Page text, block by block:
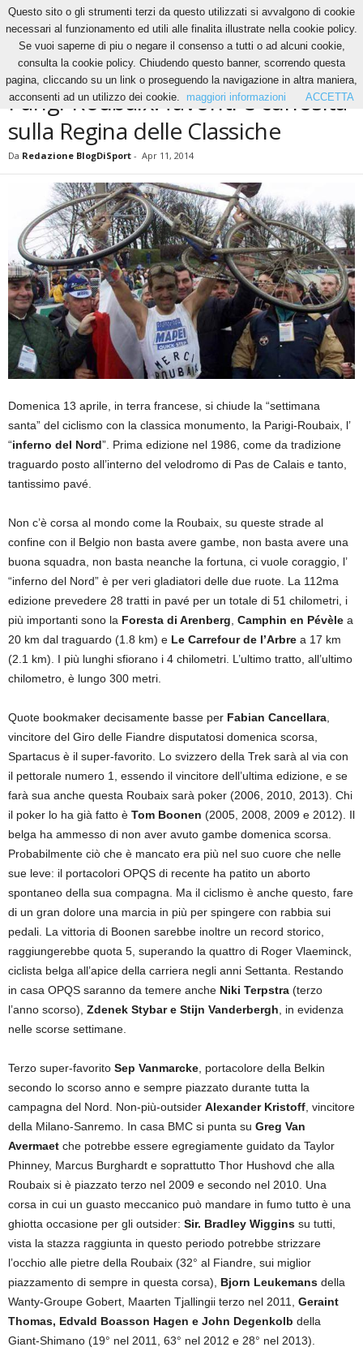
Ciclismo Parigi-Roubaix: favoriti e curiosità sulla Regina delle Classiche
CICLISMO NEWS
Parigi-Roubaix: favoriti e curiosità
sulla Regina delle Classiche
Da Redazione BlogDiSport - Apr 11, 2014
Domenica 13 aprile, in terra francese, si chiude la “settimana
santa” del ciclismo con la classica monumento, la Parigi-Roubaix, l’
“inferno del Nord”. Prima edizione nel 1986, come da tradizione
traguardo posto all’interno del velodromo di Pas de Calais e tanto,
tantissimo pavé.
Non c’è corsa al mondo come la Roubaix, su queste strade al
confine con il Belgio non basta avere gambe, non basta avere una
buona squadra, non basta neanche la fortuna, ci vuole coraggio, l’
“inferno del Nord” è per veri gladiatori delle due ruote. La 112ma
edizione prevedere 28 tratti in pavé per un totale di 51 chilometri, i
più importanti sono la Foresta di Arenberg Camphin en Pévèle a
20 km dal traguardo (1.8 km) e Le Carrefour de l’Arbre a 17 km
(2.1 km). I più lunghi sfiorano i 4 chilometri. L’ultimo tratto, all’ultimo
chilometro, è lungo 300 metri.
Quote bookmaker decisamente basse per Fabian Cancellara
vincitore del Giro delle Fiandre disputatosi domenica scorsa,
Spartacus è il super-favorito. Lo svizzero della Trek sarà al via con
il pettorale numero 1, essendo il vincitore dell’ultima edizione, e se
farà sua anche questa Roubaix sarà poker (2006, 2010, 2013). Chi
il poker lo ha già fatto è Tom Boonen (2005, 2008, 2009 e 2012). Il
belga ha ammesso di non aver avuto gambe domenica scorsa.
Probabilmente ciò che è mancato era più nel suo cuore che nelle
sue leve: il portacolori OPQS di recente ha patito un aborto
spontaneo della sua compagna. Ma il ciclismo è anche questo, fare
di un gran dolore una marcia in più per spingere con rabbia sui
pedali. La vittoria di Boonen sarebbe inoltre un record storico,
raggiungerebbe quota 5, superando la quattro di Roger Vlaeminck,
ciclista belga all’apice della carriera negli anni Settanta. Restando
in casa OPQS saranno da temere anche Niki Terpstra (terzo
l’anno scorso), Zdenek Stybar e Stijn Vanderbergh , in evidenza
nelle scorse settimane.
Terzo super-favorito Sep Vanmarcke , portacolore della Belkin
secondo lo scorso anno e sempre piazzato durante tutta la
campagna del Nord. Non-più-outsider Alexander Kristoff , vincitore
della Milano-Sanremo. In casa BMC si punta su Greg Van
Avermaet che potrebbe essere egregiamente guidato da Taylor
Phinney, Marcus Burghardt e soprattutto Thor Hushovd che alla
Roubaix si è piazzato terzo nel 2009 e secondo nel 2010. Una
corsa in cui un guasto meccanico può mandare in fumo tutto è una
ghiotta occasione per gli outsider: Sir. Bradley Wiggins su tutti,
vista la stazza raggiunta in questo periodo potrebbe strizzare
l’occhio alle pietre della Roubaix (32° al Fiandre, sui miglior
piazzamento di sempre in questa corsa), Bjorn Leukemans della
Wanty-Groupe Gobert, Maarten Tjallingii terzo nel 2011, Geraint
Thomas, Edvald Boasson Hagen e John Degenkolb della
Giant-Shimano (19° nel 2011, 63° nel 2012 e 28° nel 2013).
Questo sito o gli strumenti terzi da questo utilizzati si avvalgono di cookie
necessari al funzionamento ed utili alle finalita illustrate nella cookie policy.
Se vuoi saperne di piu o negare il consenso a tutti o ad alcuni cookie,
consulta la cookie policy. Chiudendo questo banner, scorrendo questa
pagina, cliccando su un link o proseguendo la navigazione in altra maniera,
acconsenti ad un utilizzo dei cookie.
maggiori informazioni ACCETTA